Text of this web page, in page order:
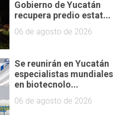
Gobierno de Yucatán
recupera predio estat...
06 de agosto de 2026
Se reunirán en Yucatán
especialistas mundiales
en biotecnolo...
06 de agosto de 2026